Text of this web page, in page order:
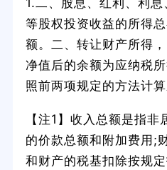
等股权投资收益的所得
额。二、转让财产所得
净值后的余额为应纳税
照前两项规定的方法计算
【注1】收入总额是指
的价款总额和附加费用;
和财产的税基扣除按规